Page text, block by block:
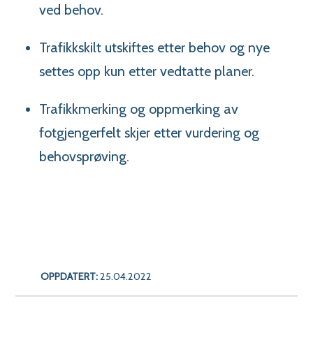
ved behov.
Trafikkskilt utskiftes etter behov og nye
settes opp kun etter vedtatte planer.
Trafikkmerking og oppmerking av
fotgjengerfelt skjer etter vurdering og
behovsprøving.
OPPDATERT:25.04.2022